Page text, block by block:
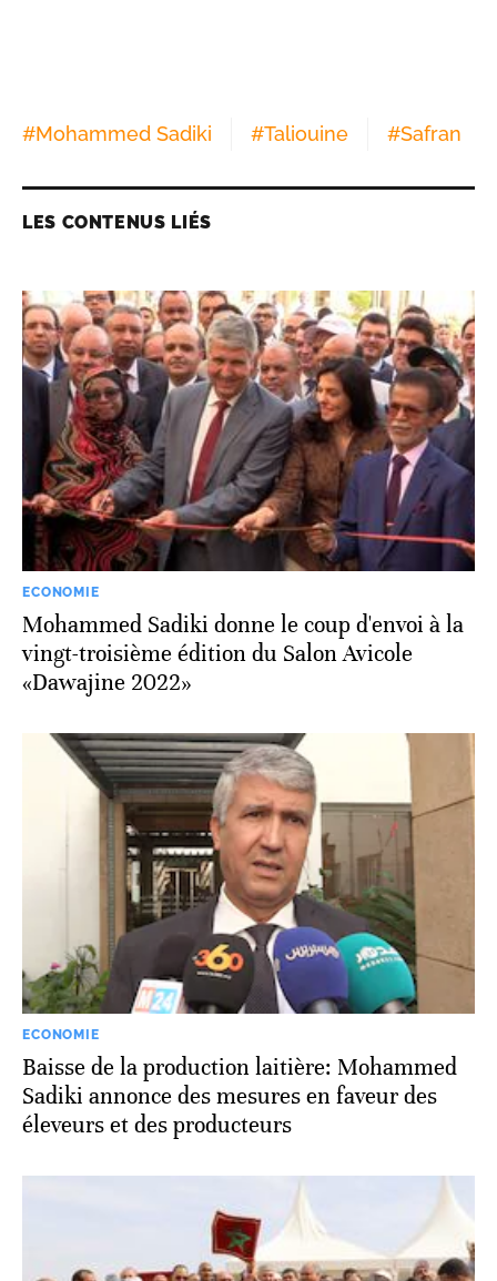
#Mohammed Sadiki #Taliouine #Safran
LES CONTENUS LIÉS
ECONOMIE
Mohammed Sadiki donne le coup d'envoi à la
vingt-troisième édition du Salon Avicole
«Dawajine 2022»
ECONOMIE
Baisse de la production laitière: Mohammed
Sadiki annonce des mesures en faveur des
éleveurs et des producteurs